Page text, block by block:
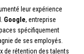
leur expérience
Google, entreprise
spécifiquement
de ses employés.
de rétention des talents